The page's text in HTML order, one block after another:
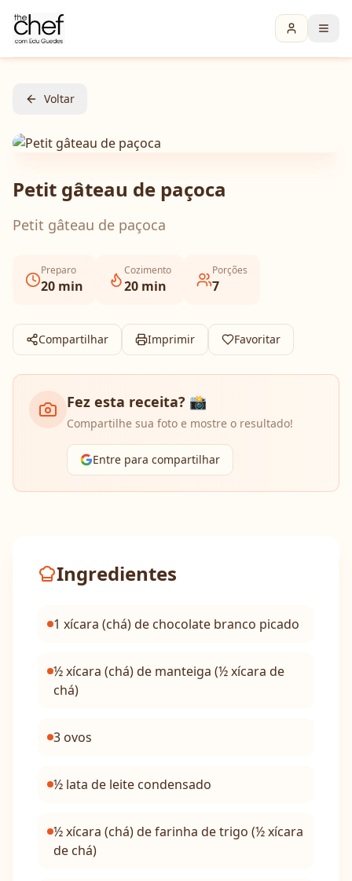
Voltar
Petit gâteau de paçoca
Petit gâteau de paçoca
Preparo
20 min
Cozimento
20 min
Porções
7
Compartilhar Imprimir Favoritar
Fez esta receita? 📸
Compartilhe sua foto e mostre o resultado!
Entre para compartilhar
Ingredientes
1 xícara (chá) de chocolate branco picado
½ xícara (chá) de manteiga (½ xícara de
chá)
3 ovos
½ lata de leite condensado
½ xícara (chá) de farinha de trigo (½ xícara
de chá)